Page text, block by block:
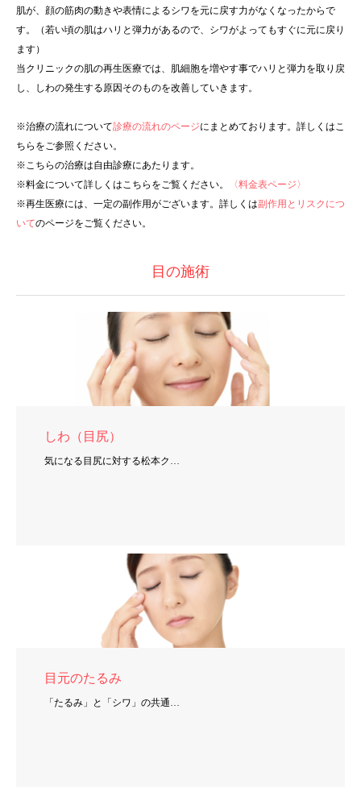
肌が、顔の筋肉の動きや表情によるシワを元に戻す力がなくなったからで
す。（若い頃の肌はハリと弾力があるので、シワがよってもすぐに元に戻り
ます）
当クリニックの肌の再生医療では、肌細胞を増やす事でハリと弾力を取り戻
し、しわの発生する原因そのものを改善していきます。
※治療の流れについて診療の流れのページにまとめております。詳しくはこ
ちらをご参照ください。
※こちらの治療は自由診療にあたります。
※料金について詳しくはこちらをご覧ください。
〈料金表ページ〉
※再生医療には、一定の副作用がございます。詳しくは副作用とリスクにつ
いてのページをご覧ください。
目の施術
しわ（目尻）
気になる目尻に対する松本ク…
目元のたるみ
「たるみ」と「シワ」の共通…